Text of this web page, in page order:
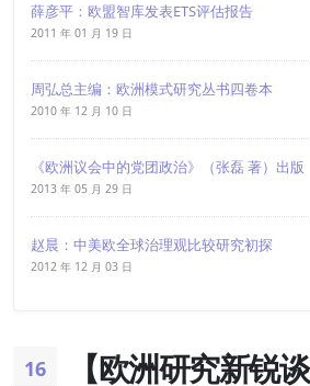
薛彦平：欧盟智库发表ETS评估报告
2011 年 01 月 19 日
周弘总主编：欧洲模式研究丛书四卷本
2010 年 12 月 10 日
《欧洲议会中的党团政治》（张磊 著）出版
2013 年 05 月 29 日
赵晨：中美欧全球治理观比较研究初探
2012 年 12 月 03 日
16
【欧洲研究新锐